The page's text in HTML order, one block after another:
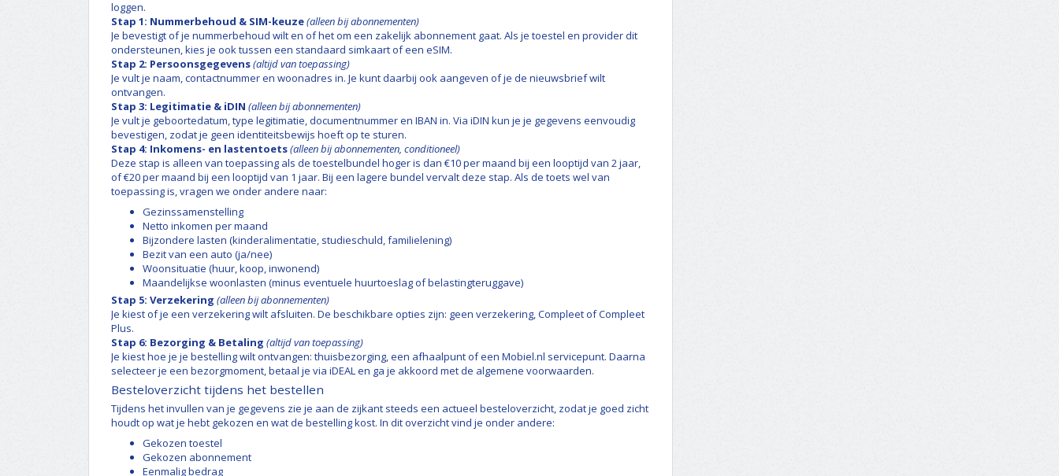
loggen.
Stap 1: Nummerbehoud & SIM-keuze(alleen bij abonnementen)
Je bevestigt of je nummerbehoud wilt en of het om een zakelijk abonnement gaat. Als je toestel en provider dit
ondersteunen, kies je ook tussen een standaard simkaart of een eSIM.
Stap 2: Persoonsgegevens(altijd van toepassing)
Je vult je naam, contactnummer en woonadres in. Je kunt daarbij ook aangeven of je de nieuwsbrief wilt
ontvangen.
Stap 3: Legitimatie & iDIN (alleen bij abonnementen)
Je vult je geboortedatum, type legitimatie, documentnummer en IBAN in. Via iDIN kun je je gegevens eenvoudig
bevestigen, zodat je geen identiteitsbewijs hoeft op te sturen.
Stap 4: Inkomens- en lastentoets(alleen bij abonnementen, conditioneel)
Deze stap is alleen van toepassing als de toestelbundel hoger is dan €10 per maand bij een looptijd van 2 jaar,
of €20 per maand bij een looptijd van 1 jaar. Bij een lagere bundel vervalt deze stap. Als de toets wel van
toepassing is, vragen we onder andere naar:
Gezinssamenstelling
Netto inkomen per maand
Bijzondere lasten (kinderalimentatie, studieschuld, familielening)
Bezit van een auto (ja/nee)
Woonsituatie (huur, koop, inwonend)
Maandelijkse woonlasten (minus eventuele huurtoeslag of belastingteruggave)
Stap 5: Verzekering (alleen bij abonnementen)
Je kiest of je een verzekering wilt afsluiten. De beschikbare opties zijn: geen verzekering, Compleet of Compleet
Plus.
Stap 6: Bezorging & Betaling (altijd van toepassing)
Je kiest hoe je je bestelling wilt ontvangen: thuisbezorging, een afhaalpunt of een Mobiel.nl servicepunt. Daarna
selecteer je een bezorgmoment, betaal je via iDEAL en ga je akkoord met de algemene voorwaarden.
Besteloverzicht tijdens het bestellen
Tijdens het invullen van je gegevens zie je aan de zijkant steeds een actueel besteloverzicht, zodat je goed zicht
houdt op wat je hebt gekozen en wat de bestelling kost. In dit overzicht vind je onder andere:
Gekozen toestel
Gekozen abonnement
Eenmalig bedrag